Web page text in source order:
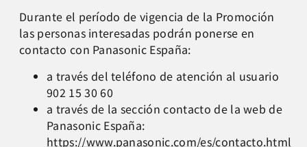
Durante el período de vigencia de la Promoción
las personas interesadas podrán ponerse en
contacto con Panasonic España:
a través del teléfono de atención al usuario
902 15 30 60
a través de la sección contacto de la web de
Panasonic España:
https://www.panasonic.com/es/contacto.html